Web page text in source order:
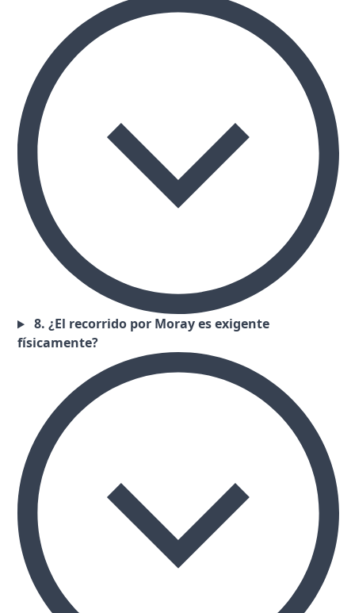
8. ¿El recorrido por Moray es exigente
físicamente?